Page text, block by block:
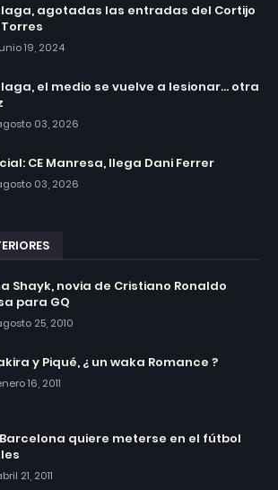
agotadas las entradas del Cortijo
19, 2024
el medio se vuelve a lesionar... otra
03, 2026
CE Manresa, llega Dani Ferrer
03, 2026
Shayk, novia de Cristiano Ronaldo
para GQ
25, 2010
y Piqué, ¿ un waka Romance ?
16, 2011
Barcelona quiere meterse en el fútbol
21, 2011